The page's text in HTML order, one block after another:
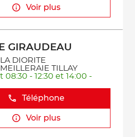
Voir plus
GIRAUDEAU
DIORITE
TILLAY
08:30 - 12:30 et 14:00 -
Téléphone
Voir plus